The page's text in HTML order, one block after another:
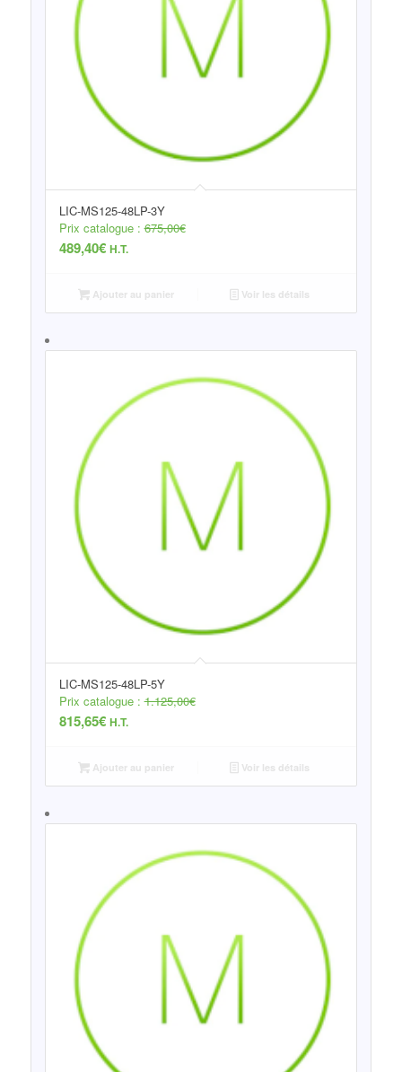
LIC-MS125-48LP-3Y
Prix catalogue :675,00€
489,40€ H.T.
Ajouter au panier Voir les détails
LIC-MS125-48LP-5Y
Prix catalogue :1.125,00€
815,65€ H.T.
Ajouter au panier Voir les détails